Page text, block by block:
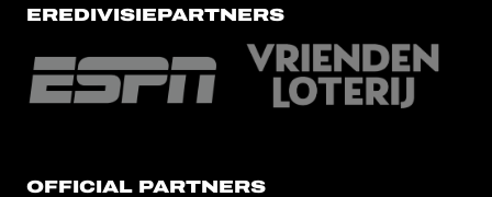
EREDIVISIEPARTNERS
OFFICIAL PARTNERS